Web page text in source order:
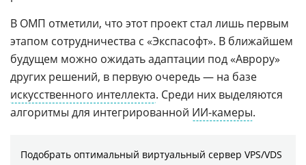
В ОМП отметили, что этот проект стал лишь первым
этапом сотрудничества с «Экспасофт». В ближайшем
будущем можно ожидать адаптации под «Аврору»
других решений, в первую очередь — на базе
искусственного интеллекта. Среди них выделяются
алгоритмы для интегрированной ИИ-камеры.
Подобрать оптимальный виртуальный сервер VPS/VDS